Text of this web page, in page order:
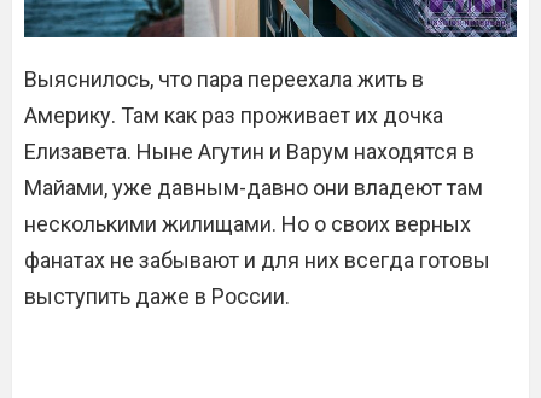
Выяснилось, что пара переехала жить в
Америку. Там как раз проживает их дочка
Елизавета. Ныне Агутин и Варум находятся в
Майами, уже давным-давно они владеют там
несколькими жилищами. Но о своих верных
фанатах не забывают и для них всегда готовы
выступить даже в России.